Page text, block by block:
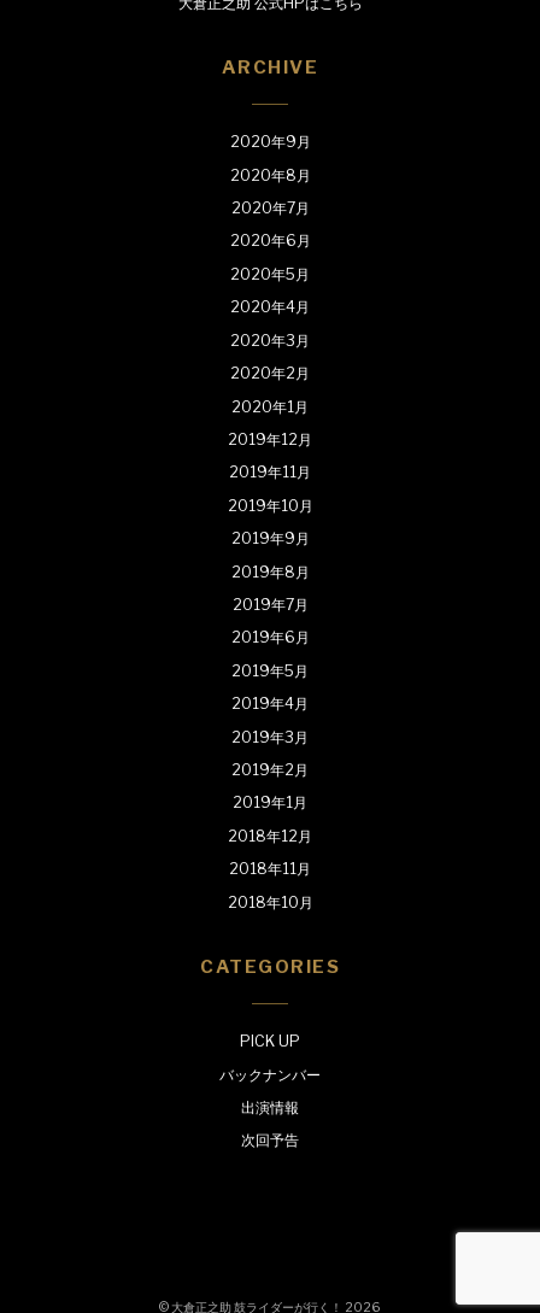
©大倉正之助 鼓ライダーが行く！ 2026
ARCHIVE
2020年9月
2020年8月
2020年7月
2020年6月
2020年5月
2020年4月
2020年3月
2020年2月
2020年1月
2019年12月
2019年11月
2019年10月
2019年9月
2019年8月
2019年7月
2019年6月
2019年5月
2019年4月
2019年3月
2019年2月
2019年1月
2018年12月
2018年11月
2018年10月
CATEGORIES
PICK UP
バックナンバー
出演情報
次回予告